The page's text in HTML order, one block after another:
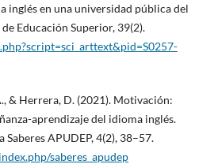
inglés en una universidad pública del
Educación Superior, 39(2).
& Herrera, D. (2021). Motivación:
aprendizaje del idioma inglés.
APUDEP, 4(2), 38–57.
saberes_apudep